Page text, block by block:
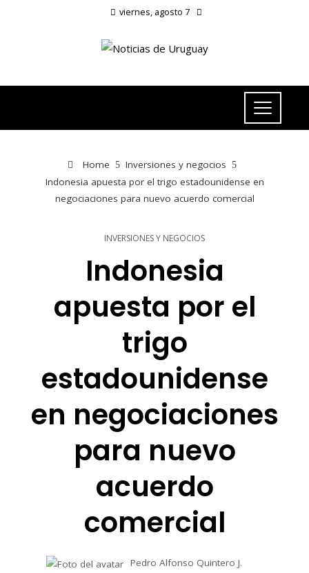
viernes, agosto 7
Home
Inversiones y negocios
Indonesia apuesta por el trigo estadounidense en
negociaciones para nuevo acuerdo comercial
INVERSIONES Y NEGOCIOS
Indonesia
apuesta por el
trigo
estadounidense
en negociaciones
para nuevo
acuerdo
comercial
Pedro Alfonso Quintero J.